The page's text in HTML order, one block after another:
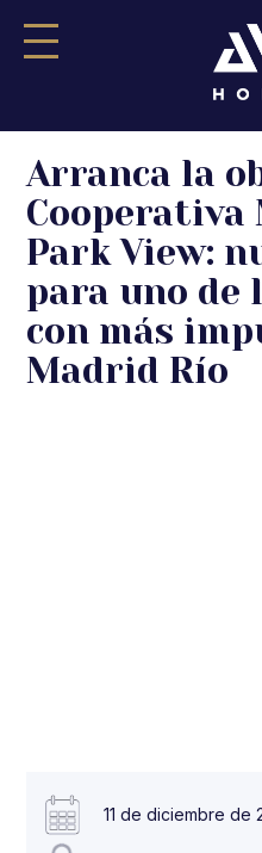
contenido
Arranca la
Cooperativa
Park View:
para uno de
con más
Madrid Río
11 de diciembre de